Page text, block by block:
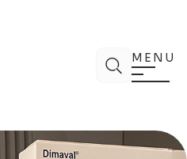
Chercher
MENU